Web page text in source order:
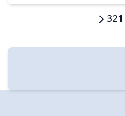
Current
1الصفحة
2الصفحة
3 الصفحة